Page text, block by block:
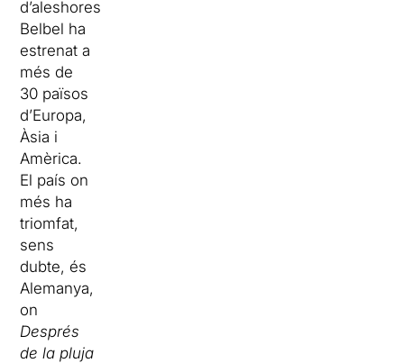
d’aleshores
Belbel ha
estrenat a
més de
30 països
d’Europa,
Àsia i
Amèrica.
El país on
més ha
triomfat,
sens
dubte, és
Alemanya,
on
Després
de la pluja